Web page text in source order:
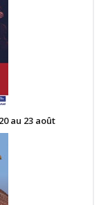
au 23 août